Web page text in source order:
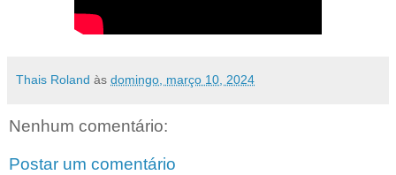
Thais Roland às domingo, março 10, 2024
Nenhum comentário:
Postar um comentário